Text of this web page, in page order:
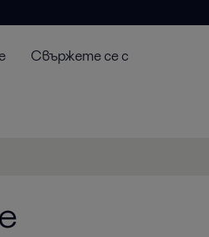
Свържете се с